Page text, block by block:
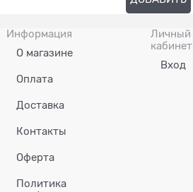
Информация
О магазине
Оплата
Доставка
Контакты
Оферта
Политика
Личный
кабинет
Вход